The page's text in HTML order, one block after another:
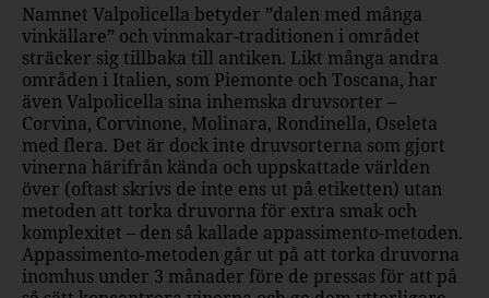
Namnet Valpolicella betyder ”dalen med många
vinkällare” och vinmakar-traditionen i området
sträcker sig tillbaka till antiken. Likt många andra
områden i Italien, som Piemonte och Toscana, har
även Valpolicella sina inhemska druvsorter –
Corvina, Corvinone, Molinara, Rondinella, Oseleta
med flera. Det är dock inte druvsorterna som gjort
vinerna härifrån kända och uppskattade världen
över (oftast skrivs de inte ens ut på etiketten) utan
metoden att torka druvorna för extra smak och
komplexitet – den så kallade appassimento-metoden.
Appassimento-metoden går ut på att torka druvorna
inomhus under 3 månader före de pressas för att på